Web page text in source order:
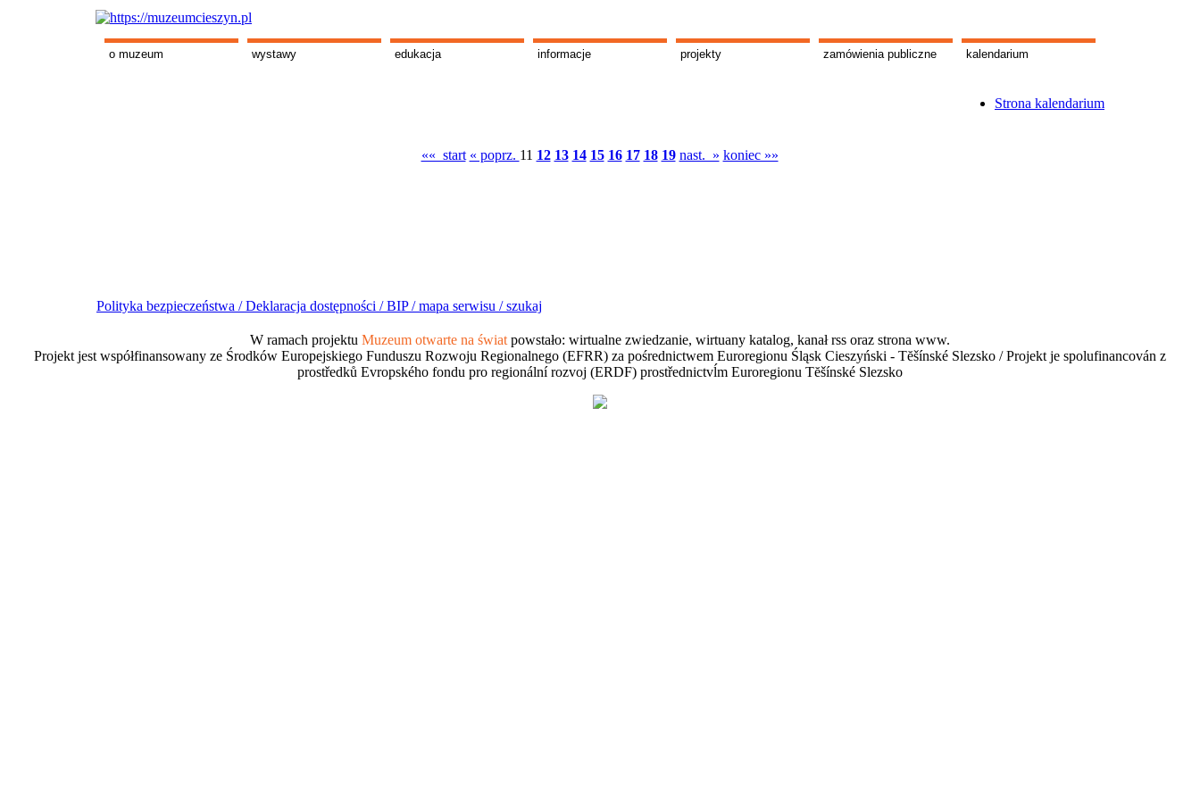
o muzeum wystawy edukacja informacje projekty zamówienia publiczne kalendarium
Strona kalendarium
«« start « poprz. 11 12 13 14 15 16 17 18 19 nast. » koniec »»
Polityka bezpieczeństwa /Deklaracja dostępności /BIP /mapa serwisu /szukaj
W ramach projektu Muzeum otwarte na świat powstało: wirtualne zwiedzanie, wirtuany katalog, kanał rss oraz strona www.
Projekt jest współfinansowany ze Środków Europejskiego Funduszu Rozwoju Regionalnego (EFRR) za pośrednictwem Euroregionu Śląsk Cieszyński - Tĕšínské Slezsko / Projekt je spolufinancován z
prostředků Evropského fondu pro regionální rozvoj (ERDF) prostřednictvĺm Euroregionu Tĕšínské Slezsko